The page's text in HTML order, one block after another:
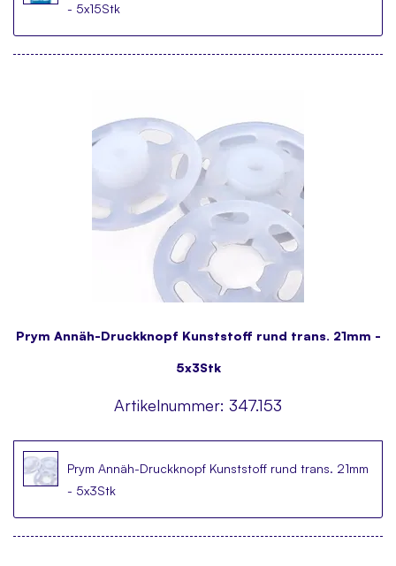
- 5x15Stk
Prym Annäh-Druckknopf Kunststoff rund trans. 21mm -
5x3Stk
Artikelnummer: 347.153
Prym Annäh-Druckknopf Kunststoff rund trans. 21mm
- 5x3Stk